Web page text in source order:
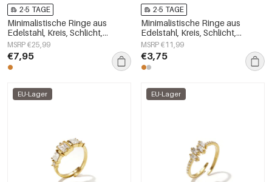
2-5 TAGE
Minimalistische Ringe aus
Edelstahl, Kreis, Schlicht,
Alltagsschmuck,
Damenschmuck
MSRP €25,99
€7,95
2-5 TAGE
Minimalistische Ringe aus
Edelstahl, Kreis, Schlicht,
Alltagsschmuck,
Damenschmuck
MSRP €11,99
€3,75
EU-Lager EU-Lager